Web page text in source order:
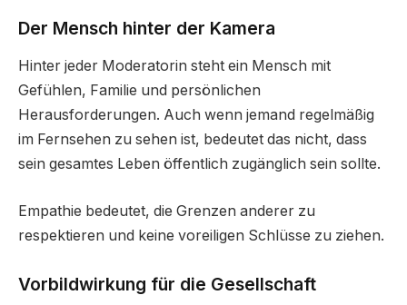
Der Mensch hinter der Kamera
Hinter jeder Moderatorin steht ein Mensch mit
Gefühlen, Familie und persönlichen
Herausforderungen. Auch wenn jemand regelmäßig
im Fernsehen zu sehen ist, bedeutet das nicht, dass
sein gesamtes Leben öffentlich zugänglich sein sollte.
Empathie bedeutet, die Grenzen anderer zu
respektieren und keine voreiligen Schlüsse zu ziehen.
Vorbildwirkung für die Gesellschaft